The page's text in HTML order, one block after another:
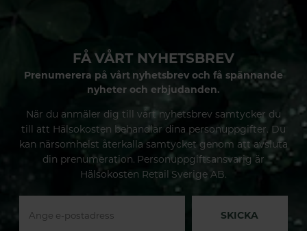
FÅ VÅRT NYHETSBREV
Prenumerera på vårt nyhetsbrev och få spännande
nyheter och erbjudanden.
När du anmäler dig till vårt nyhetsbrev samtycker du
till att Hälsokosten behandlar dina personuppgifter. Du
kan närsomhelst återkalla samtycket genom att avsluta
din prenumeration. Personuppgiftsansvarig är
Hälsokosten Retail Sverige AB.
SKICKA